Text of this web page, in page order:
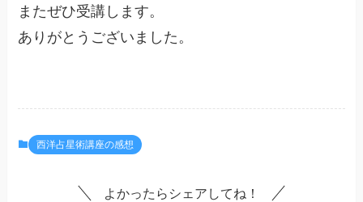
またぜひ受講します。
ありがとうございました。
西洋占星術講座の感想
よかったらシェアしてね！